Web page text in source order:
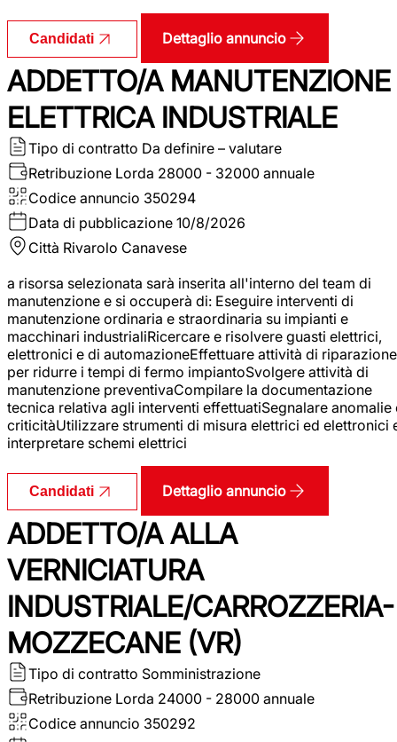
Candidati Dettaglio annuncio
ADDETTO/A MANUTENZIONE
ELETTRICA INDUSTRIALE
Tipo di contratto Da definire – valutare
Retribuzione Lorda 28000 - 32000 annuale
Codice annuncio 350294
Data di pubblicazione 10/8/2026
Città Rivarolo Canavese
a risorsa selezionata sarà inserita all'interno del team di
manutenzione e si occuperà di: Eseguire interventi di
manutenzione ordinaria e straordinaria su impianti e
macchinari industrialiRicercare e risolvere guasti elettrici,
elettronici e di automazioneEffettuare attività di riparazione
per ridurre i tempi di fermo impiantoSvolgere attività di
manutenzione preventivaCompilare la documentazione
tecnica relativa agli interventi effettuatiSegnalare anomalie
criticitàUtilizzare strumenti di misura elettrici ed elettronici
interpretare schemi elettrici
Candidati Dettaglio annuncio
ADDETTO/A ALLA
VERNICIATURA
INDUSTRIALE/CARROZZERIA-
MOZZECANE (VR)
Tipo di contratto Somministrazione
Retribuzione Lorda 24000 - 28000 annuale
Codice annuncio 350292